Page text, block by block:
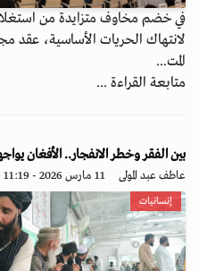
في خضم مخاوف متزايدة من
لانتهاك الحريات الأساسية، عقد
المت...
متابعة القراءة ...
بين الفقر وخطر الانفجار.. الأفغان
عاطف عبد المولى 11 مارس 2026 - 11:19
إنسانيات